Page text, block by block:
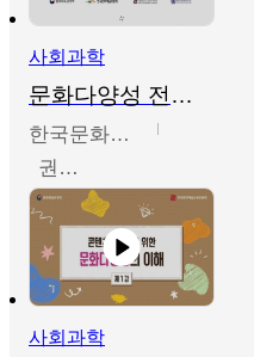
사회과학
문화다양성 전문인력 양성 기본과정 - 문화다양성의 이해
한국문화예술교육진흥원
권숙인 외 8명
사회과학